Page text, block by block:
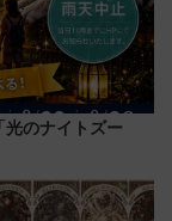
光のナイトズー